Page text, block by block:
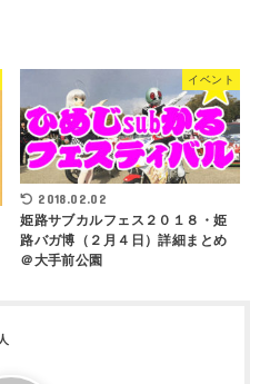
イベント
2018.02.02
姫路サブカルフェス２０１８・姫
路バガ博（２月４日）詳細まとめ
＠大手前公園